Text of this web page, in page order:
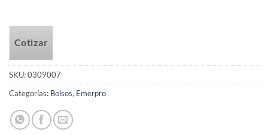
Cotizar
SKU:0309007
Categorías: Bolsos, Emerpro